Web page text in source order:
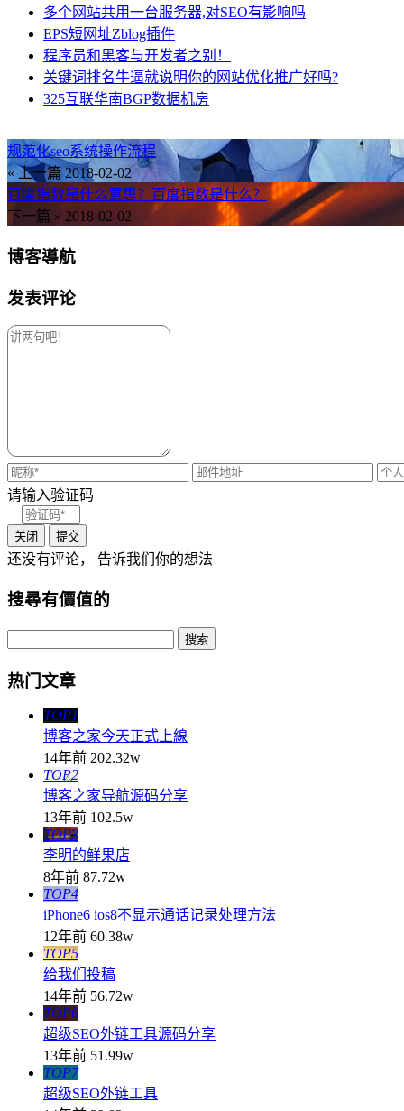
多个网站共用一台服务器,对SEO有影响吗
EPS短网址Zblog插件
程序员和黑客与开发者之别！
关键词排名牛逼就说明你的网站优化推广好吗?
325互联华南BGP数据机房
规范化seo系统操作流程
« 上一篇 2018-02-02
百度指数是什么意思？百度指数是什么？
下一篇 » 2018-02-02
博客導航
发表评论
请输入验证码
关闭 提交
还没有评论， 告诉我们你的想法
搜尋有價值的
热门文章
TOP1
博客之家今天正式上線
14年前 202.32w
TOP2
博客之家导航源码分享
13年前 102.5w
TOP3
李明的鲜果店
8年前 87.72w
TOP4
iPhone6 ios8不显示通话记录处理方法
12年前 60.38w
TOP5
给我们投稿
14年前 56.72w
TOP6
超级SEO外链工具源码分享
13年前 51.99w
TOP7
超级SEO外链工具